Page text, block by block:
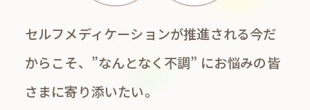
セルフメディケーションが推進される今だ
からこそ、 ”なんとなく不調” にお悩みの皆
さまに寄り添いたい。